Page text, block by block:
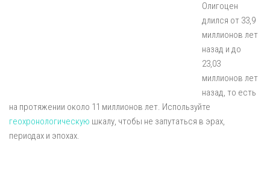
Олигоцен
длился от 33,9
миллионов лет
назад и до
23,03
миллионов лет
назад, то есть
на протяжении около 11 миллионов лет. Используйте
геохронологическую шкалу, чтобы не запутаться в эрах,
периодах и эпохах.